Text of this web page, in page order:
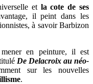
et la cote de ses
il peint dans les
à savoir Barbizon
en peinture, il est
De Delacroix au néo-
sur les nouvelles
.